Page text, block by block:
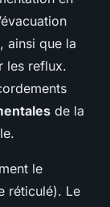
ainsi que la
les reflux.
de la
le
réticulé). Le